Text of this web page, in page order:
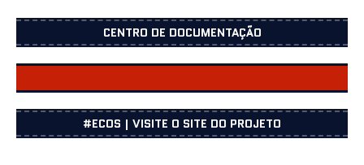
CENTRO DE DOCUMENTAÇÃO
CENTRO DOCUMENTAÇÃO
#ECOS | VISITE O SITE DO PROJETO